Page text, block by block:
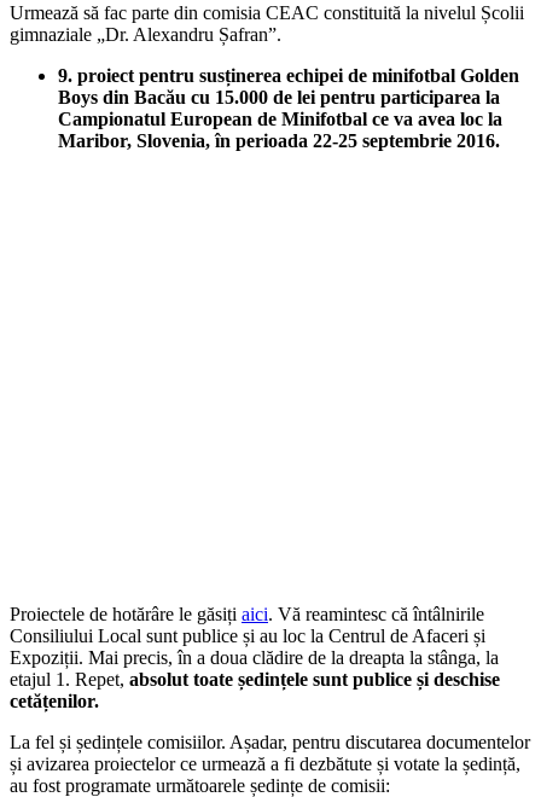
Urmează să fac parte din comisia CEAC constituită la nivelul Școlii
gimnaziale „Dr. Alexandru Șafran”.
9. proiect pentru susținerea echipei de minifotbal Golden
Boys din Bacău cu 15.000 de lei pentru participarea la
Campionatul European de Minifotbal ce va avea loc la
Maribor, Slovenia, în perioada 22-25 septembrie 2016.
Proiectele de hotărâre le găsiți aici. Vă reamintesc că întâlnirile
Consiliului Local sunt publice și au loc la Centrul de Afaceri și
Expoziții. Mai precis, în a doua clădire de la dreapta la stânga, la
etajul 1. Repet, absolut toate ședințele sunt publice și deschise
cetățenilor.
La fel și ședințele comisiilor. Așadar, pentru discutarea documentelor
și avizarea proiectelor ce urmează a fi dezbătute și votate la ședință,
au fost programate următoarele ședințe de comisii: